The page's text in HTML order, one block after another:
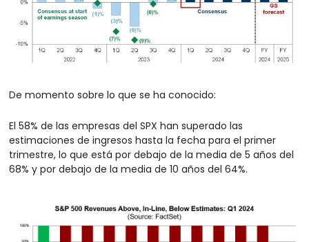
De momento sobre lo que se ha conocido:
El 58% de las empresas del SPX han superado las
estimaciones de ingresos hasta la fecha para el primer
trimestre, lo que está por debajo de la media de 5 años del
68% y por debajo de la media de 10 años del 64%.